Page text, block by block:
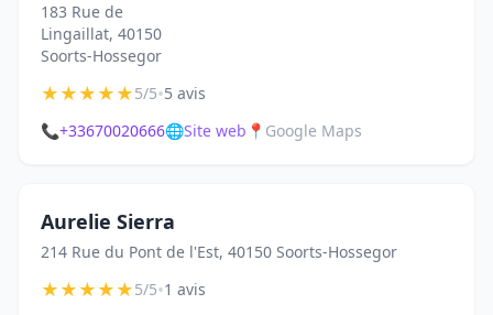
183 Rue de
Lingaillat, 40150
Soorts-Hossegor
★★★★★5/5•5 avis
📞+33670020666🌐Site web 📍 Google Maps
Aurelie Sierra
214 Rue du Pont de l'Est, 40150 Soorts-Hossegor
★★★★★5/5•1 avis